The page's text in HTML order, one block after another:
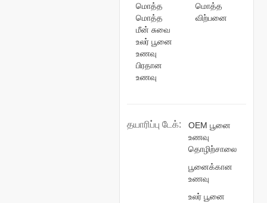
மொத்த
மொத்த
மீன் சுவை
உலர் பூனை
உணவு
பிரதான
உணவு
மொத்த
விற்பனை
தயாரிப்பு டேக்:
OEM பூனை
உணவு
தொழிற்சாலை
பூனைக்கான
உணவு
உலர் பூனை